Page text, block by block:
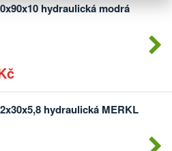
hydraulická modrá
hydraulická MERKL